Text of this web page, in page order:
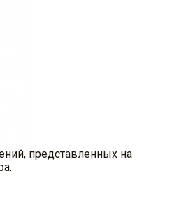
представленных на